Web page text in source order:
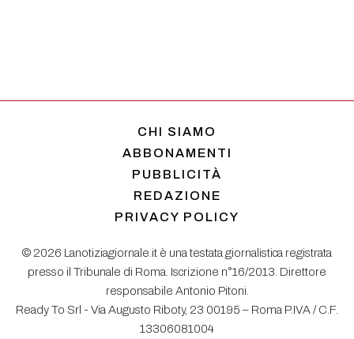
CHI SIAMO
ABBONAMENTI
PUBBLICITÀ
REDAZIONE
PRIVACY POLICY
© 2026 Lanotiziagiornale.it è una testata giornalistica registrata
presso il Tribunale di Roma. Iscrizione n°16/2013. Direttore
responsabile Antonio Pitoni.
Ready To Srl - Via Augusto Riboty, 23 00195 – Roma P.IVA / C.F.
13306081004